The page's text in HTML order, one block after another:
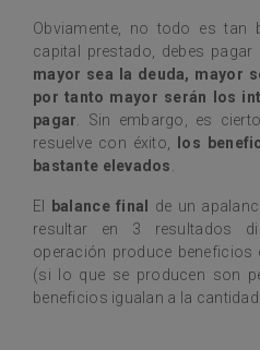
Obviamente, no todo es tan
capital prestado, debes pagar
mayor sea la deuda, mayor
por tanto mayor serán los
pagar . Sin embargo, es
resuelve con éxito,
los
bastante elevados
El balance final
de un
resultar en 3 resultados
operación produce beneficios
(si lo que se producen son
beneficios igualan a la